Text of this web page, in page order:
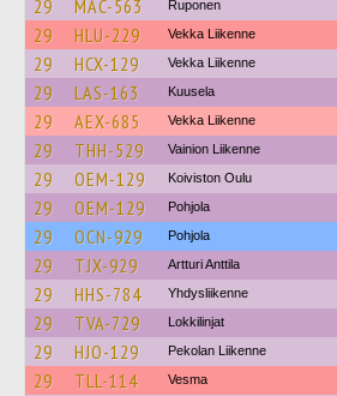
29 MAC-563 Ruponen
29 HLU-229 Vekka Liikenne
29 HCX-129 Vekka Liikenne
29 LAS-163 Kuusela
29 AEX-685 Vekka Liikenne
29 THH-529 Vainion Liikenne
29 OEM-129 Koiviston Oulu
29 OEM-129 Pohjola
29 OCN-929 Pohjola
29 TJX-929 Artturi Anttila
29 HHS-784 Yhdysliikenne
29 TVA-729 Lokkilinjat
29 HJO-129 Pekolan Liikenne
29 TLL-114 Vesma